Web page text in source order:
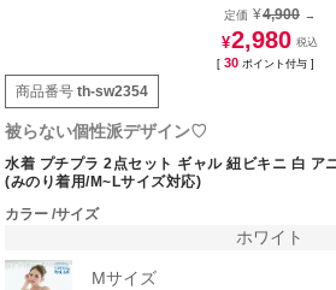
定価 ¥4,900 →
¥2,980
[ 30 ポイント付与 ]
商品番号 th-sw2354
被らない個性派デザイン♡
水着 プチプラ 2点セット ギャル 紐ビキニ 白 ア
(みのり着用/M~Lサイズ対応)
カラー サイズ
ホワイト
Mサイズ